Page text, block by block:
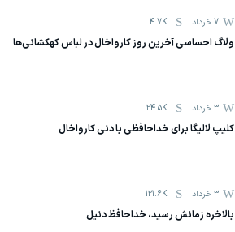
7 خرداد 4.7K
ولاگ احساسی آخرین روز کارواخال در لباس کهکشانی‌ها
3 خرداد 24.5K
کلیپ لالیگا برای خداحافظی با دنی کارواخال
3 خرداد 121.6K
بالاخره زمانش رسید، خداحافظ دنیل